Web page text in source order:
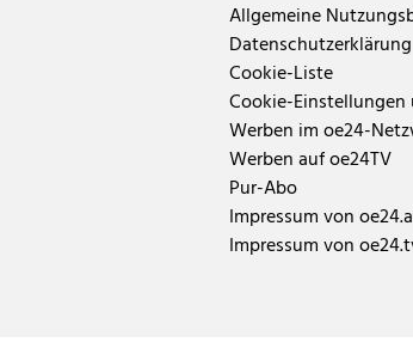
Allgemeine
Datenschutzerklärung
Cookie-Liste
Cookie-
Werben im oe24-
Werben auf oe24TV
Pur-Abo
Impressum von
Impressum von